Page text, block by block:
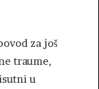
za još
traume,
u